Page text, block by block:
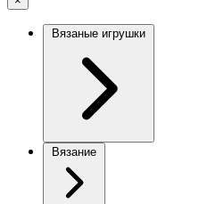
Вязаные игрушки
Вязание